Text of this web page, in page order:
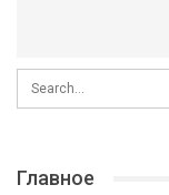
Главное